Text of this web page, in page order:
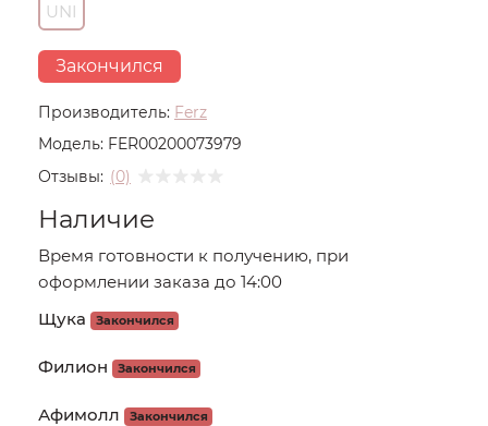
Производитель: Ferz
Модель: FER00200073979
Отзывы: (0)
UNI
Закончился
Наличие
Время готовности к получению, при
оформлении заказа до 14:00
Щука
Закончился
Филион Закончился
Афимолл Закончился